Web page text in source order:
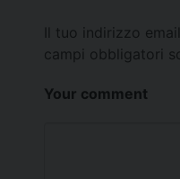
Il tuo indirizzo
campi obbligatori
Your comment